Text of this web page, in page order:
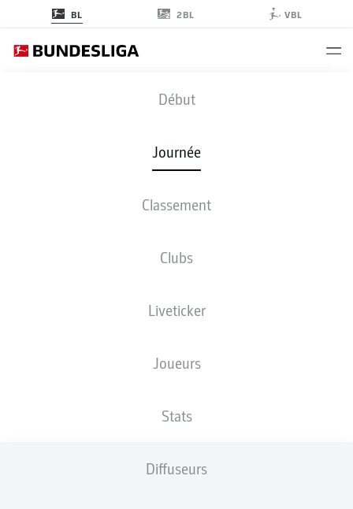
BL 2BL VBL
Début
Journée
Classement
Clubs
Liveticker
Joueurs
Stats
Diffuseurs
SCF - KOE
COMPOSITIONS STATISTIQUES
ven., 07.05.2027 - dim., 09.05.2027
Publicité